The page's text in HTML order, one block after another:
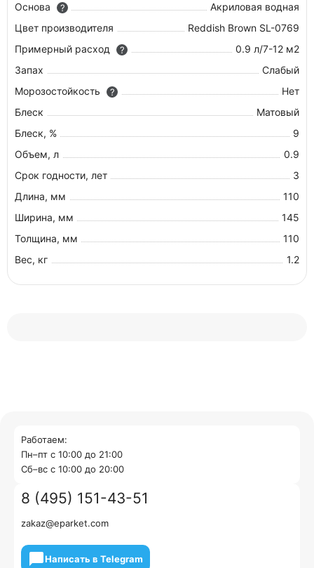
Основа
?
Акриловая водная
Цвет производителя
Reddish Brown SL-0769
Примерный расход
?
0.9 л/7-12 м2
Запах
Слабый
Морозостойкость
?
Нет
Блеск
Матовый
Блеск, %
9
Объем, л
0.9
Срок годности, лет
3
Длина, мм
110
Ширина, мм
145
Толщина, мм
110
Вес, кг
1.2
Работаем:
Пн–пт с 10:00 до 21:00
Cб–вс с 10:00 до 20:00
8 (495) 151-43-51
zakaz@eparket.com
Написать в Telegram